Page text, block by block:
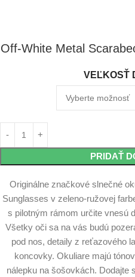
Off-White Metal
VEĽKOSŤ
PRIDAŤ
Originálne značkové slnečné
Sunglasses v zeleno-ružovej
s pilotným rámom určite vnesú
Všetky oči sa na vás budú
pod nos, detaily z reťazového
koncovky. Okuliare majú
nálepku na šošovkách. Dodajte